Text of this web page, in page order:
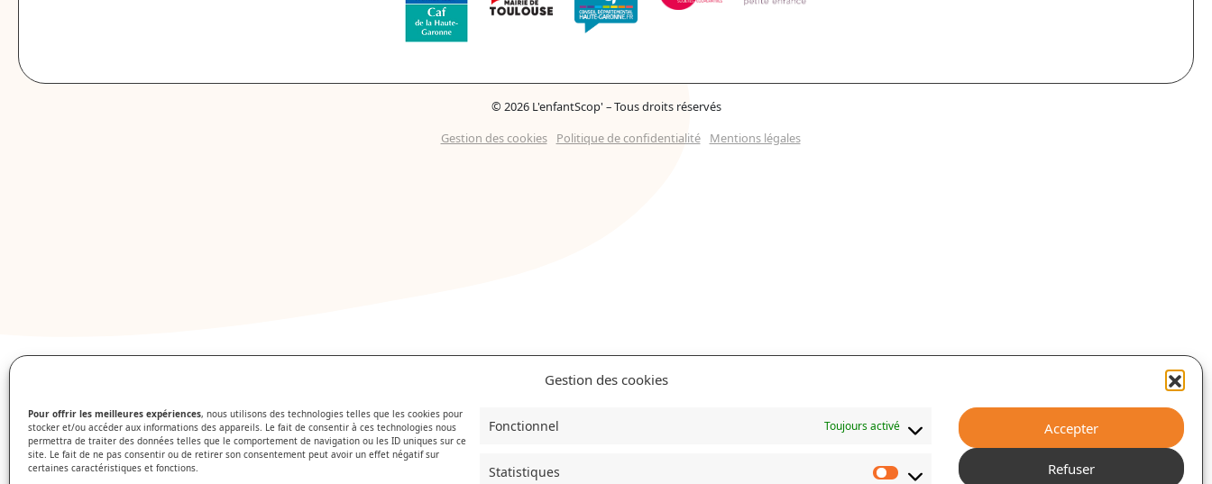
Gestion des cookies
Pour offrir les meilleures expériences, nous utilisons des technologies telles que les cookies pour
stocker et/ou accéder aux informations des appareils. Le fait de consentir à ces technologies nous
permettra de traiter des données telles que le comportement de navigation ou les ID uniques sur ce
site. Le fait de ne pas consentir ou de retirer son consentement peut avoir un effet négatif sur
certaines caractéristiques et fonctions.
Fonctionnel Toujours activé
Statistiques
Accepter
Refuser
© 2026 L'enfantScop' – Tous droits réservés
Gestion des cookies
Politique de confidentialité Mentions légales